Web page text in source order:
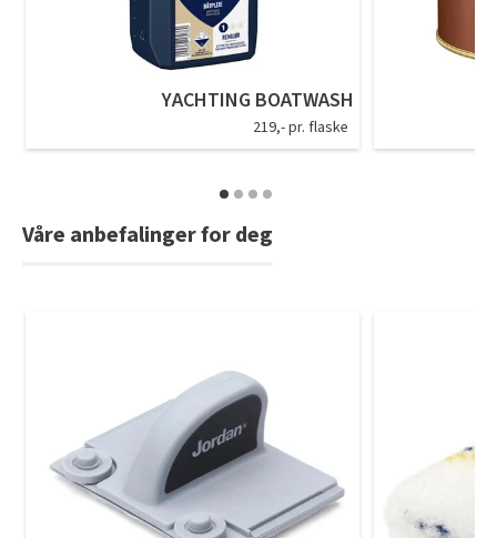
YACHTING BOATWASH
219,- pr. flaske
Våre anbefalinger for deg